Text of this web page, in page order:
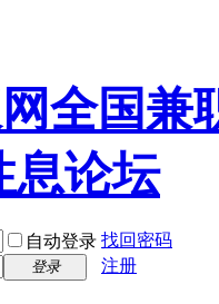
自动登录 找回密码
登录 注册